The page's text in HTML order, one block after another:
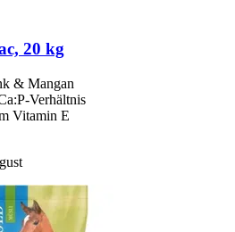
20 kg
& Mangan
Verhältnis
Vitamin E